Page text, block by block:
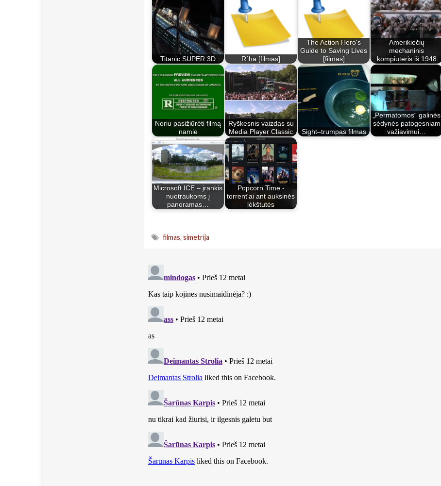
Titanic SUPER 3D R´ha [filmas]
The Action Hero's
Guide to Saving Lives
[filmas]
Amerikiečių
mechaninis
kompiuteris iš 1948
Noriu pasižiūrėti filmą
namie
Ryškesnis vaizdas su
Media Player Classic
Sight–trumpas filmas
„Permatomos“ galinės
sėdynės patogesniam
važiavimui…
Microsoft ICE – įrankis
nuotraukoms į
panoramas…
Popcorn Time -
torrent'ai ant auksinės
lėkštutės
filmas, simetrija